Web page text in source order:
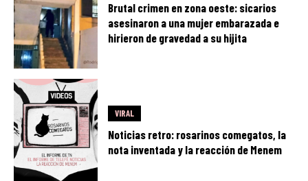
Brutal crimen en zona oeste: sicarios
asesinaron a una mujer embarazada e
hirieron de gravedad a su hijita
VIRAL
Noticias retro: rosarinos comegatos, la
nota inventada y la reacción de Menem